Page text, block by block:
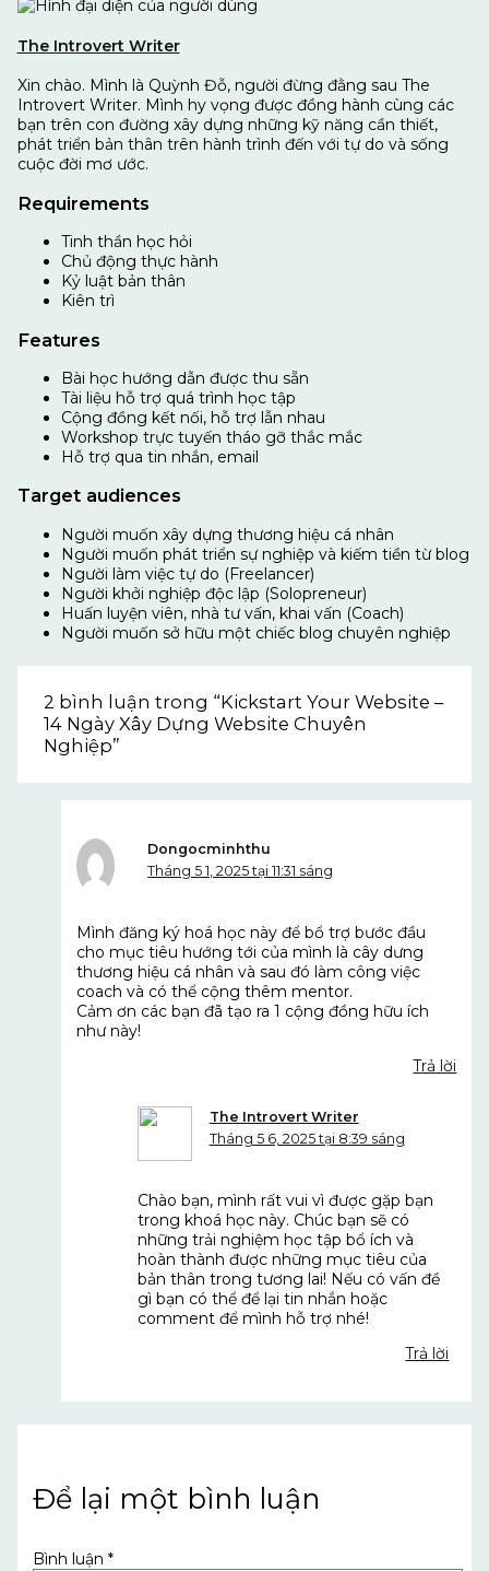
The Introvert Writer
Xin chào. Mình là Quỳnh Đỗ, người đừng đằng sau The
Introvert Writer. Mình hy vọng được đồng hành cùng các
bạn trên con đường xây dựng những kỹ năng cần thiết,
phát triển bản thân trên hành trình đến với tự do và sống
cuộc đời mơ ước.
Requirements
Tinh thần học hỏi
Chủ động thực hành
Kỷ luật bản thân
Kiên trì
Features
Bài học hướng dẫn được thu sẵn
Tài liệu hỗ trợ quá trình học tập
Cộng đồng kết nối, hỗ trợ lẫn nhau
Workshop trực tuyến tháo gỡ thắc mắc
Hỗ trợ qua tin nhắn, email
Target audiences
Người muốn xây dựng thương hiệu cá nhân
Người muốn phát triển sự nghiệp và kiếm tiền từ blog
Người làm việc tự do (Freelancer)
Người khởi nghiệp độc lập (Solopreneur)
Huấn luyện viên, nhà tư vấn, khai vấn (Coach)
Người muốn sở hữu một chiếc blog chuyên nghiệp
2 bình luận trong “Kickstart Your Website –
14 Ngày Xây Dựng Website Chuyên
Nghiệp”
Dongocminhthu
Tháng 5 1, 2025 tại 11:31 sáng
Mình đăng ký hoá học này để bổ trợ bước đầu
cho mục tiêu hướng tới của mình là cây dưng
thương hiệu cá nhân và sau đó làm công việc
coach và có thể cộng thêm mentor.
Cảm ơn các bạn đã tạo ra 1 cộng đồng hữu ích
như này!
Trả lời
The Introvert Writer
Tháng 5 6, 2025 tại 8:39 sáng
Chào bạn, mình rất vui vì được gặp bạn
trong khoá học này. Chúc bạn sẽ có
những trải nghiệm học tập bổ ích và
hoàn thành được những mục tiêu của
bản thân trong tương lai! Nếu có vấn đề
gì bạn có thể để lại tin nhắn hoặc
comment để mình hỗ trợ nhé!
Trả lời
Để lại một bình luận
Bình luận *